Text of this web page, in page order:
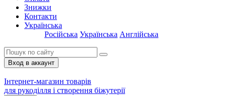
Знижки
Контакти
Українська
Російська Українська Англійська
Вход в аккаунт
Інтернет-магазин товарів
для рукоділля і створення біжутерії